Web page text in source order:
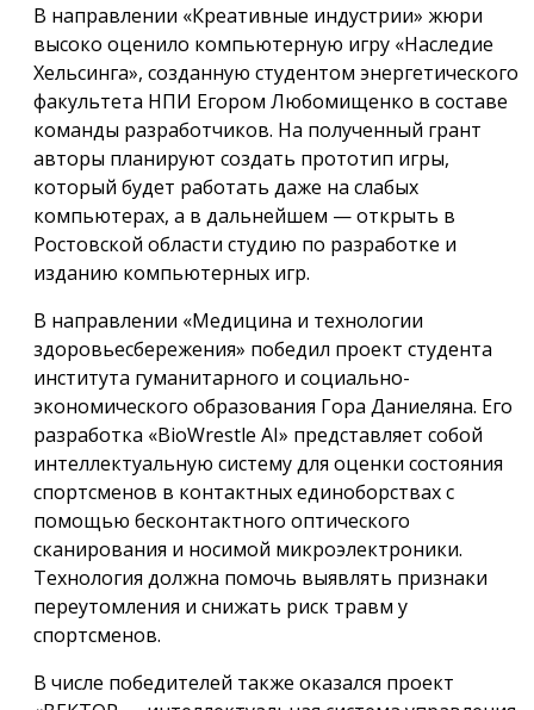
В направлении «Креативные индустрии» жюри
высоко оценило компьютерную игру «Наследие
Хельсинга», созданную студентом энергетического
факультета НПИ Егором Любомищенко в составе
команды разработчиков. На полученный грант
авторы планируют создать прототип игры,
который будет работать даже на слабых
компьютерах, а в дальнейшем — открыть в
Ростовской области студию по разработке и
изданию компьютерных игр.
В направлении «Медицина и технологии
здоровьесбережения» победил проект студента
института гуманитарного и социально-
экономического образования Гора Даниеляна. Его
разработка «BioWrestle AI» представляет собой
интеллектуальную систему для оценки состояния
спортсменов в контактных единоборствах с
помощью бесконтактного оптического
сканирования и носимой микроэлектроники.
Технология должна помочь выявлять признаки
переутомления и снижать риск травм у
спортсменов.
В числе победителей также оказался проект